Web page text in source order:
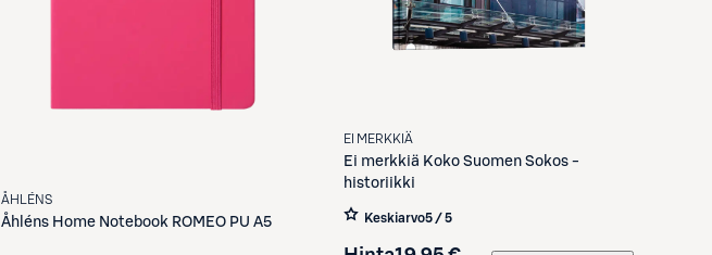
ÅHLÉNS
Åhléns Home Notebook ROMEO PU A5
EI MERKKIÄ
Ei merkkiä Koko Suomen Sokos -
historiikki
Keskiarvo5 / 5